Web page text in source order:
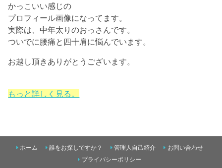
かっこいい感じの
プロフィール画像になってます。
実際は、中年太りのおっさんです。
ついでに腰痛と四十肩に悩んでいます。
お越し頂きありがとうございます。
もっと詳しく見る。
ホーム 誰をお探しですか？ 管理人自己紹介
お問い合わせ
プライバシーポリシー